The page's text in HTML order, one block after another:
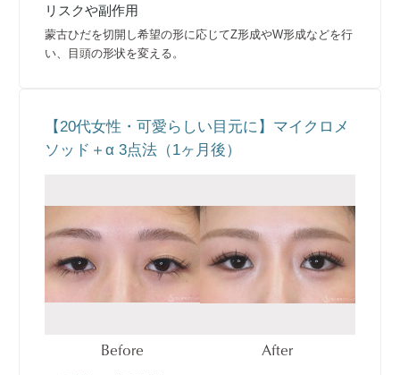
リスクや副作用
蒙古ひだを切開し希望の形に応じてZ形成やW形成などを行
い、目頭の形状を変える。
【20代女性・可愛らしい目元に】マイクロメ
ソッド＋α 3点法（1ヶ月後）
Before After